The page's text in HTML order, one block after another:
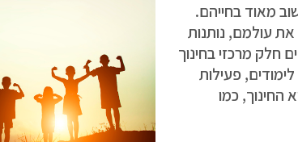
מאוד בחייהם.
את עולמם, נותנות
חלק מרכזי בחינוך
פעילות
החינוך, כמו